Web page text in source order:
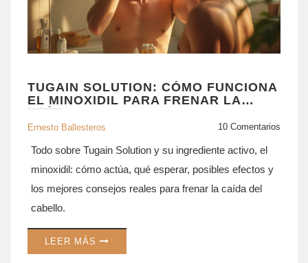
TUGAIN SOLUTION: CÓMO FUNCIONA
EL MINOXIDIL PARA FRENAR LA
CAÍDA DEL CABELLO
Ernesto Ballesteros 10 Comentarios
Todo sobre Tugain Solution y su ingrediente activo, el
minoxidil: cómo actúa, qué esperar, posibles efectos y
los mejores consejos reales para frenar la caída del
cabello.
LEER MÁS